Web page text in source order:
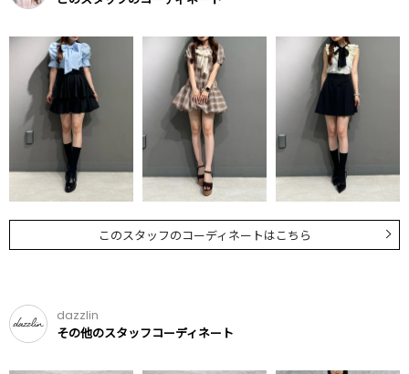
このスタッフのコーディネートはこちら
dazzlin
その他のスタッフコーディネート